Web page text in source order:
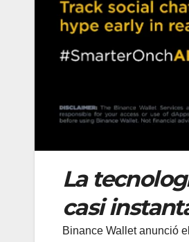
La
casi
Binance Wallet anunció